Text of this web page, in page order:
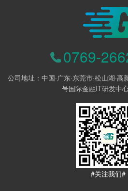
0769-
公司地址：中国·广东·东莞市·松山湖·
号国际金融IT研发中
#关注我们#